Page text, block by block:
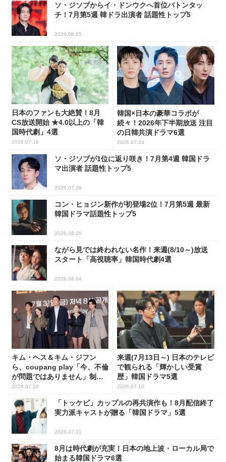
ソ・ジソブからイ・ドンウクへ首位バトンタッ
チ！7月第5週 韓ドラ出演者 話題性トップ5
2026.08.05
日本のファンも大絶賛！8月
CS放送開始 ★4.0以上の「韓
国時代劇」4選
2026.07.16
韓国×日本の豪華コラボが
続々！2026年下半期放送 注目
の日韓共演ドラマ6選
2026.07.24
ソ・ジソブが1位に返り咲き！7月第4週 韓国ドラ
マ出演者 話題性トップ5
2026.07.29
コン・ヒョジン新作が初登場2位！7月第5週 最新
韓国ドラマ話題性トップ5
2026.08.05
ながら見では終われない名作！来週(8/10～)放送
スタート「高視聴率」韓国時代劇4選
2026.08.04
キム・ヘス＆キム・ジフン
ら、coupang play「今、不倫
が問題ではありません」制作
発表会に出席！(PHOTO15枚)
2026.07.28
来週(7月13日～) 日本のテレビ
で観られる「輝かしい受賞
歴」韓国ドラマ5選
2026.07.10
「トッケビ」カップルの再共演作も！8月配信終了
実力派キャストが贈る「韓国ドラマ」5選
2026.07.31
8月は時代劇が充実！日本の地上波・ローカル局で
始まる韓国ドラマ6選